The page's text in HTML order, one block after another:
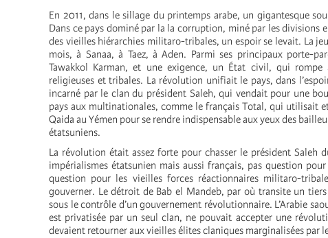
En 2011, dans le sillage du printemps arabe, un gigantesque
Dans ce pays dominé par la la corruption, miné par les divisions
des vieilles hiérarchies militaro-tribales, un espoir se levait. La
mois, à Sanaa, à Taez, à Aden. Parmi ses principaux porte-
Tawakkol Karman, et une exigence, un État civil, qui
religieuses et tribales. La révolution unifiait le pays, dans
incarné par le clan du président Saleh, qui vendait pour une
pays aux multinationales, comme le français Total, qui utilisait
Qaida au Yémen pour se rendre indispensable aux yeux des
étatsuniens.
La révolution était assez forte pour chasser le président Saleh
impérialismes étatsunien mais aussi français, pas question
question pour les vieilles forces réactionnaires militaro-
gouverner. Le détroit de Bab el Mandeb, par où transite un
sous le contrôle d’un gouvernement révolutionnaire. L’Arabie
est privatisée par un seul clan, ne pouvait accepter une
devaient retourner aux vieilles élites claniques marginalisées par